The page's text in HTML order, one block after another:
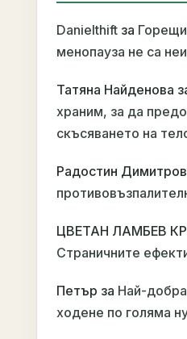
Danielthiftза
менопауза не са
Татяна Найденова
храним, за да
скъсяването на
Радостин Димитров
ЦВЕТАН ЛАМБЕВ
Страничните
Петър за Най-
ходене по голяма